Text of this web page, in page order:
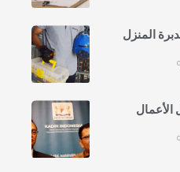
المنزل
الأعمال